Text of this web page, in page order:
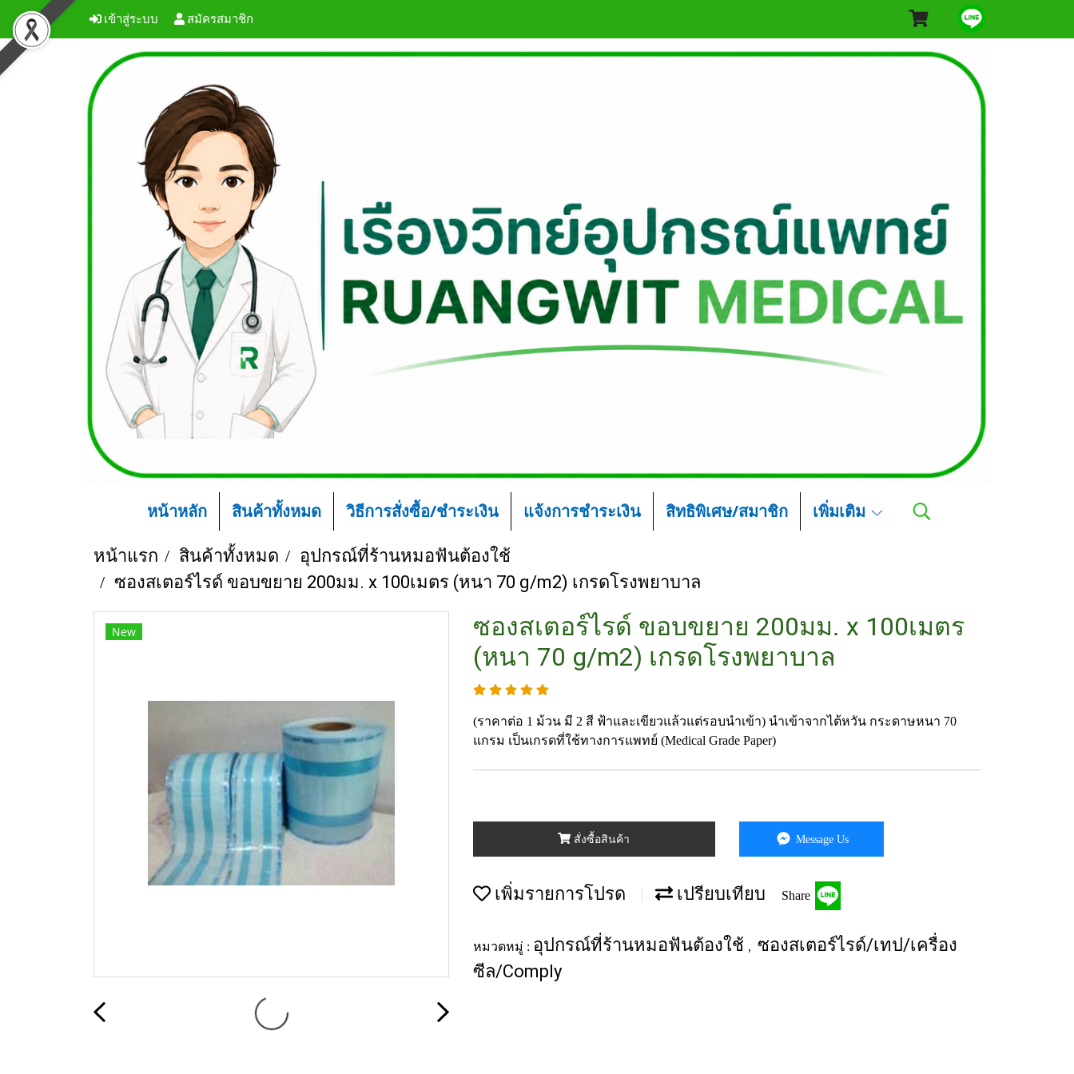
เข้าสู่ระบบ สมัครสมาชิก
หน้าหลัก สินค้าทั้งหมด วิธีการสั่งซื้อ/ชำระเงิน แจ้งการชำระเงิน สิทธิพิเศษ/สมาชิก เพิ่มเติม
หน้าแรก สินค้าทั้งหมด
อุปกรณ์ที่ร้านหมอฟันต้องใช้
ซองสเตอร์ไรด์ ขอบขยาย 200มม. x 100เมตร (หนา 70 g/m2) เกรดโรงพยาบาล
New
ซองสเตอร์ไรด์ ขอบขยาย 200มม. x 100เมตร
(หนา 70 g/m2) เกรดโรงพยาบาล
(ราคาต่อ 1 ม้วน มี 2 สี ฟ้าและเขียวแล้วแต่รอบนำเข้า) นำเข้าจากไต้หวัน กระดาษหนา 70
แกรม เป็นเกรดที่ใช้ทางการแพทย์ (Medical Grade Paper)
สั่งซื้อสินค้า Message Us
เพิ่มรายการโปรด เปรียบเทียบ Share
หมวดหมู่ : อุปกรณ์ที่ร้านหมอฟันต้องใช้ , ซองสเตอร์ไรด์/เทป/เครื่อง
ซีล/Comply